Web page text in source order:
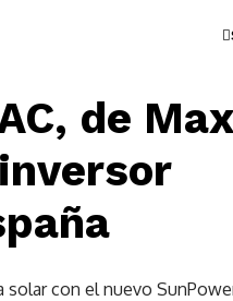
de
con el nuevo